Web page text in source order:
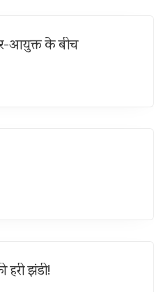
आयुक्त के बीच
हरी झंडी!